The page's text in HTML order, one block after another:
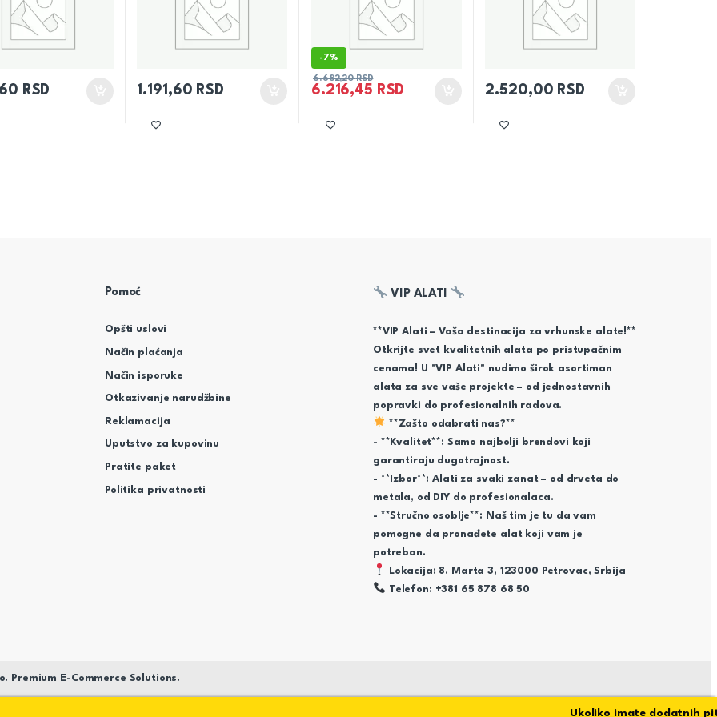
RSD 1.191,60 RSD
-7%
6.216,45 RSD
6.682,20RSD
2.520,00 RSD
Pomoć
Opšti uslovi
Način plaćanja
Način isporuke
Otkazivanje narudžbine
Reklamacija
Uputstvo za kupovinu
Pratite paket
Politika privatnosti
VIP ALATI
**VIP Alati – Vaša destinacija za vrhunske alate!**
Otkrijte svet kvalitetnih alata po pristupačnim
cenama! U "VIP Alati" nudimo širok asortiman
alata za sve vaše projekte – od jednostavnih
popravki do profesionalnih radova.
**Zašto odabrati nas?**
- **Kvalitet**: Samo najbolji brendovi koji
garantiraju dugotrajnost.
- **Izbor**: Alati za svaki zanat – od drveta do
metala, od DIY do profesionalaca.
- **Stručno osoblje**: Naš tim je tu da vam
pomogne da pronađete alat koji vam je
potreban.
Lokacija: 8. Marta 3, 123000 Petrovac, Srbija
Telefon: +381 65 878 68 50
Premium E-Commerce Solutions.
Ukoliko imate dodatnih